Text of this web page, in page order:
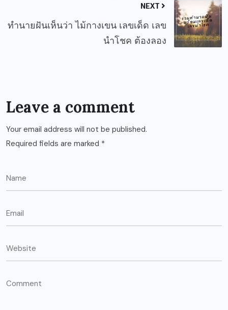
NEXT
ทำนายฝันเห็นว่า ไม้กางเขน เลขเด็ด เลข
นำโชค ต้องลอง
Leave a comment
Your email address will not be published.
Required fields are marked *